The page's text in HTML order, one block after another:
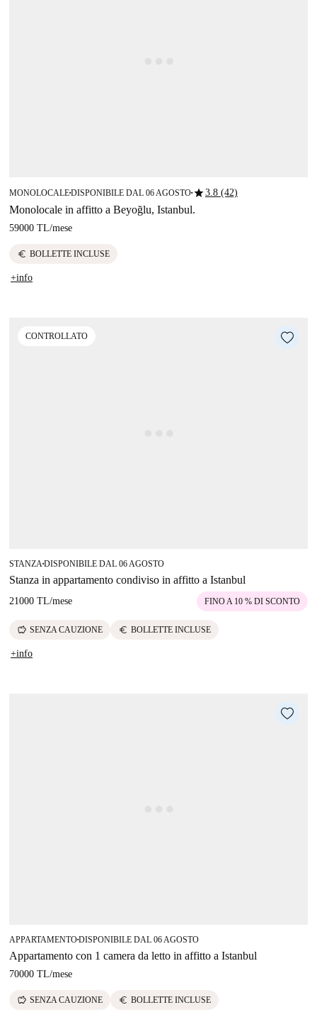
MONOLOCALE■DISPONIBILE DAL 06 AGOSTO■star3.8 (42)
Monolocale in affitto a Beyoğlu, Istanbul.
59000 TL/mese
euro BOLLETTE INCLUSE
+info
CONTROLLATO
STANZA ■DISPONIBILE DAL 06 AGOSTO
Stanza in appartamento condiviso in affitto a Istanbul
21000 TL/mese FINO A 10 % DI SCONTO
savings SENZA CAUZIONE euro BOLLETTE INCLUSE
+info
APPARTAMENTO■DISPONIBILE DAL 06 AGOSTO
Appartamento con 1 camera da letto in affitto a Istanbul
70000 TL/mese
savings SENZA CAUZIONE euro BOLLETTE INCLUSE